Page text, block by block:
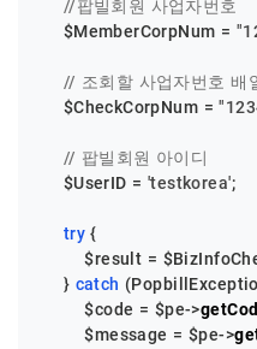
//팝빌회원 사업자번호
$MemberCorpNum =
// 조회할 사업자번호 배
$CheckCorpNum =
// 팝빌회원 아이디
$UserID = 'testkorea';
try {
$result =
    }
catch
$code = $pe->
$message = $pe->